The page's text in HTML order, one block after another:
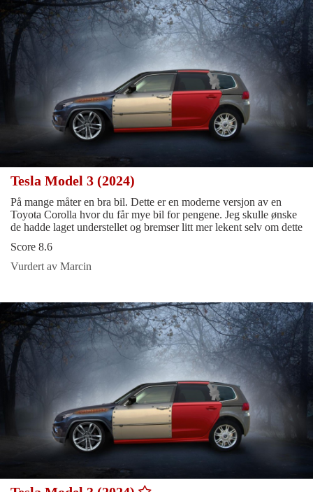
Tesla Model 3 (2024)
På mange måter en bra bil. Dette er en moderne versjon av en
Toyota Corolla hvor du får mye bil for pengene. Jeg skulle ønske
de hadde laget understellet og bremser litt mer lekent selv om dette
Score 8.6
Vurdert av Marcin